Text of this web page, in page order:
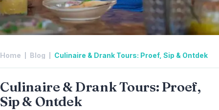
Home Blog Culinaire & Drank Tours: Proef, Sip & Ontdek
Culinaire & Drank Tours: Proef,
Sip & Ontdek